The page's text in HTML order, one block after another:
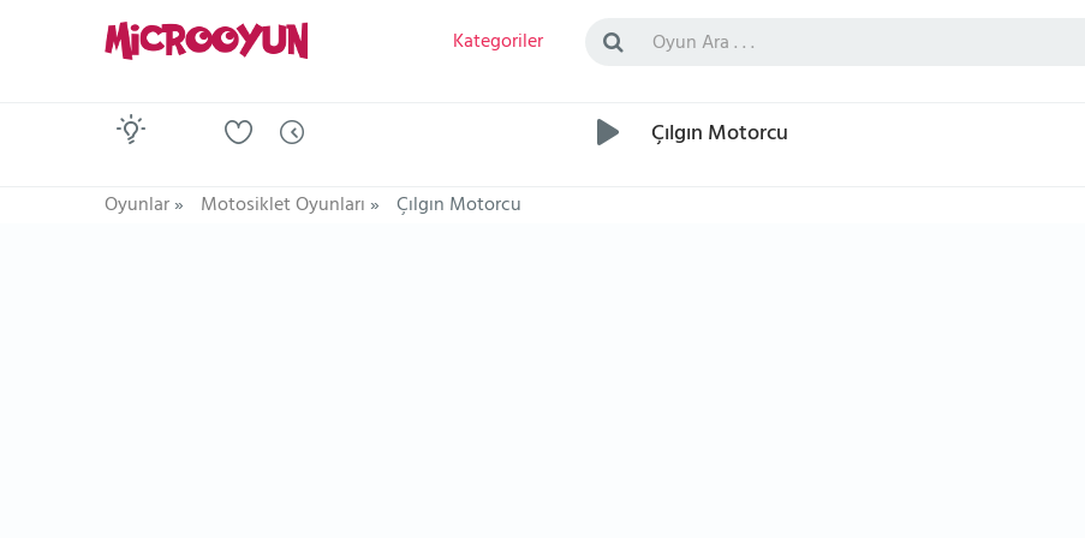
Kategoriler
Çılgın Motorcu
Oyunlar» Motosiklet Oyunları» Çılgın Motorcu